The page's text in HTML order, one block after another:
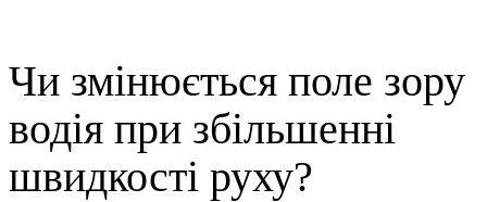
Чи змінюється поле зору
водія при збільшенні
швидкості руху?